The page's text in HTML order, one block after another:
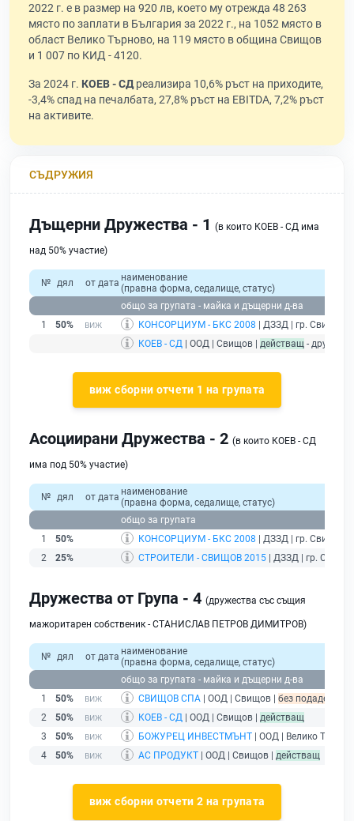
2022 г. е в размер на 920 лв, което му отрежда 48 263
място по заплати в България за 2022 г., на 1052 място в
област Велико Търново, на 119 място в община Свищов
и 1 007 по КИД - 4120.
За 2024 г. КОЕВ - СДреализира 10,6% ръст на приходите,
-3,4% спад на печалбата, 27,8% ръст на EBITDA, 7,2% ръст
на активите.
СЪДРУЖИЯ
Дъщерни Дружества - 1 (в които КОЕВ - СД има
над 50% участие)
№ дял от дата наименование
(правна форма, седалище, статус)
общо за групата - майка и дъщерни д-ва
1
50% КОНСОРЦИУМ - БКС 2008 | ДЗЗД | гр. Свищов |
КОЕВ - СД | ООД | Свищов | действащ -
виж сборни отчети 1 на групата
Асоциирани Дружества - 2 (в които КОЕВ - СД
има под 50% участие)
№ дял от дата наименование
(правна форма, седалище, статус)
общо за групата
1
50% КОНСОРЦИУМ - БКС 2008 | ДЗЗД | гр. Свищов |
2
25% СТРОИТЕЛИ - СВИЩОВ 2015 | ДЗЗД | гр.
Дружества от Група - 4 (дружества със същия
мажоритарен собственик - СТАНИСЛАВ ПЕТРОВ ДИМИТРОВ)
№ дял от дата наименование
(правна форма, седалище, статус)
общо за групата - майка и дъщерни д-ва
1
50% СВИЩОВ СПА | ООД | Свищов | без подаден
2
50% КОЕВ - СД | ООД | Свищов | действащ
3
50% БОЖУРЕЦ ИНВЕСТМЪНТ | ООД | Велико
4
50% АС ПРОДУКТ | ООД | Свищов | действащ
виж сборни отчети 2 на групата